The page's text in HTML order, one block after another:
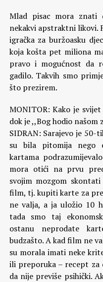
Mlad pisac mora
nekakvi apstraktni likovi.
igračka za buržoasku
koja košta pet miliona
pravo i mogućnost da
gadilo. Takvih smo
što prezirem.
MONITOR: Kako je
dok je ,,Bog hodio našom
SIDRAN: Sarajevo je 50-
su bila pitomija nego
kartama
mora otići na prvu
svojim mozgom
film, tj. kupiti karte za
ne valja, a ja uložio 10
tada smo taj
ostanu neprodate
budzašto. A kad film ne
su morala imati neke
ili preporuka – recept za
da nije previše psihički.